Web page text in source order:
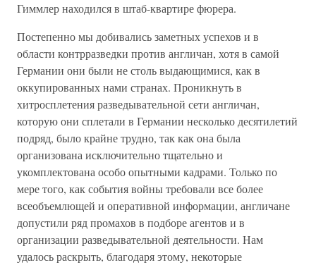
Гиммлер находился в штаб-квартире фюрера.
Постепенно мы добивались заметных успехов и в
области контрразведки против англичан, хотя в самой
Германии они были не столь выдающимися, как в
оккупированных нами странах. Проникнуть в
хитросплетения разведывательной сети англичан,
которую они сплетали в Германии несколько десятилетий
подряд, было крайне трудно, так как она была
организована исключительно тщательно и
укомплектована особо опытными кадрами. Только по
мере того, как события войны требовали все более
всеобъемлющей и оперативной информации, англичане
допустили ряд промахов в подборе агентов и в
организации разведывательной деятельности. Нам
удалось раскрыть, благодаря этому, некоторые